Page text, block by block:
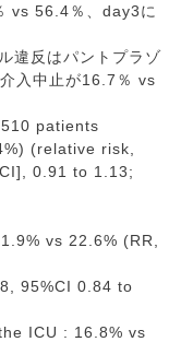
vs 56.4％、day3に
違反はパントプラゾ
入中止が16.7％ vs
510 patients
(relative risk,
0.91 to 1.13;
vs 22.6% (RR,
95%CI 0.84 to
ICU : 16.8% vs